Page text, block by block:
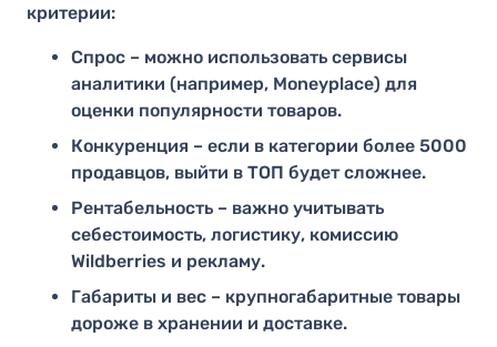
критерии:
Спрос – можно использовать сервисы
аналитики (например, Moneyplace) для
оценки популярности товаров.
Конкуренция – если в категории более 5000
продавцов, выйти в ТОП будет сложнее.
Рентабельность – важно учитывать
себестоимость, логистику, комиссию
Wildberries и рекламу.
Габариты и вес – крупногабаритные товары
дороже в хранении и доставке.